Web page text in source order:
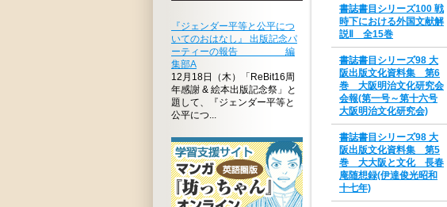
『ジェンダー平等と公平につ
いてのおはなし』 出版記念パ
ーティーの報告 編
集部A
12月18日（木）「ReBit16周
年感謝 & 絵本出版記念祭」と
題して、『ジェンダー平等と
公平につ...
書誌書目シリーズ100 戦
時下における外国文献解
説Ⅱ 全15巻
書誌書目シリーズ98 大
阪出版文化資料集 第6
巻 大阪明治文化研究会
会報(第一号～第十六号
大阪明治文化研究会)
書誌書目シリーズ98 大
阪出版文化資料集 第5
巻 大大阪と文化 長春
庵随想録(伊達俊光昭和
十七年)